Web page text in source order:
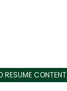
RESUME CONTENT